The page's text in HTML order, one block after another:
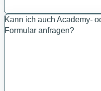
Kann ich auch Academy-
Formular anfragen?